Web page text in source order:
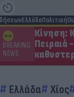
ΕλλάδαΠολιτική
BREAKING
NEWS
Κίνηση:
Πειραιά
Ελλάδα Χίος